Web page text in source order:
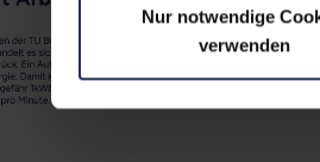
Nur notwendige
verwenden